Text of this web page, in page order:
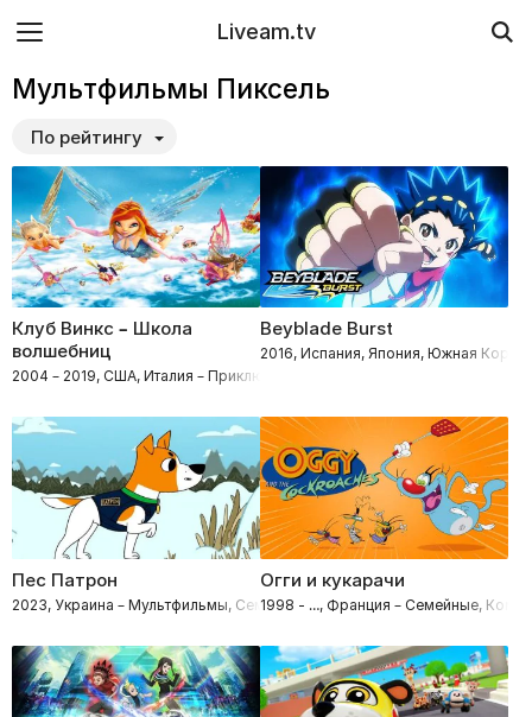
Liveam.tv
Мультфильмы Пиксель
По рейтингу
Клуб Винкс – Школа
волшебниц
2004 – 2019, США, Италия – Приключения, Фэнтези, Комедии,
Beyblade Burst
2016, Испания, Япония, Южная
Пес Патрон
2023, Украина – Мультфильмы, Семейные
Огги и кукарачи
1998 - …, Франция – Семейные,